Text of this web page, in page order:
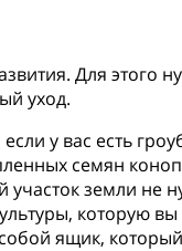
Для этого
уход.
у вас есть
семян
участок земли не
которую
ящик,